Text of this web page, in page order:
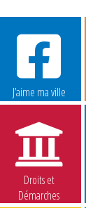
J’aime ma ville
Droits et
Démarches